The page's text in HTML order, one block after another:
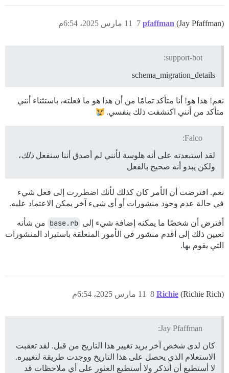
pfaffman (Jay Pfaffman) 11 مارس 2025، 6:54م 7
support-bot:
schema_migration_details
نعم! هذا هو! أنا متأكد تمامًا من أن هذا هو ما فعلته، باستثناء أنني
متأكد من أنني اكتشفت ذلك بنفسي.
Falco:
لقد استبعدته على أنه هلوسة لأنني لم أصدق أننا سنفعل ذلك،
ولكن يبدو أنه صحيح بالفعل
نعم. افترضت أن الأمر كان كذلك لأنك اضطررت إلى فعل شيء
في حالة عدم وجود منشورات أو أي شيء آخر يمكن الاعتماد عليه.
أفترض أن شخصًا ما يمكنه إضافة شيء إلى base.rb من شأنه
تعيين ذلك إلى أقدم منشور في الأمور المتعلقة باستيراد المنشورات
التي يقوم بها.
Richie (Richie Rich) 11 مارس 2025، 6:54م 8
Jay Pfaffman:
كان لدى شخص آخر يريد تغيير هذا التاريخ من قبل. لقد تعقبت
الاستعلام الذي يحصل على هذا التاريخ ووجدت طريقة لتغييره.
لا أستطيع أن أتذكر ولا أستطيع العثور على أي ملاحظات قد